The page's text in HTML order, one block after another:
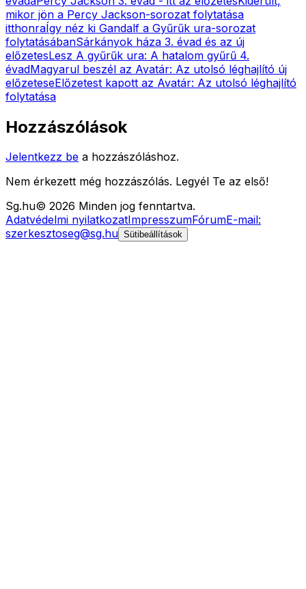
mikor jön a Percy Jackson-sorozat folytatása
itthonraÍgy néz ki Gandalf a Gyűrűk ura-sorozat
folytatásábanSárkányok háza 3. évad és az új
előzetesLesz A gyűrűk ura: A hatalom gyűrű 4.
évadMagyarul beszél az Avatár: Az utolsó léghajlító új
előzeteseElőzetest kapott az Avatár: Az utolsó léghajlító
folytatása
Hozzászólások
Jelentkezz be a hozzászóláshoz.
Nem érkezett még hozzászólás. Legyél Te az első!
Sg.hu© 2026 Minden jog fenntartva.
Adatvédelmi nyilatkozatImpresszumFórumE-mail:
szerkesztoseg@sg.hu Sütibeállítások